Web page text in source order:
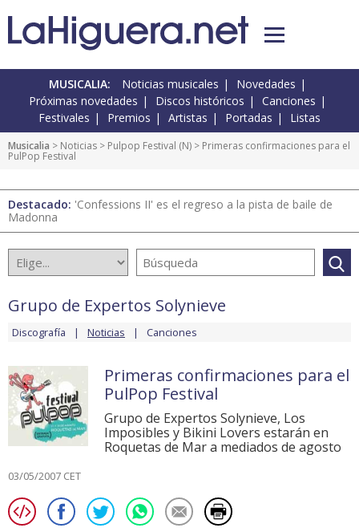
MUSICALIA: Noticias musicales
Novedades
Próximas novedades
Discos históricos
Canciones
Festivales
Premios Artistas Portadas Listas
Musicalia > Noticias > Pulpop Festival (N) > Primeras confirmaciones para el
PulPop Festival
Destacado: 'Confessions II' es el regreso a la pista de baile de
Madonna
Grupo de Expertos Solynieve
Discografía Noticias Canciones
Primeras confirmaciones para el
PulPop Festival
Grupo de Expertos Solynieve, Los
Imposibles y Bikini Lovers estarán en
Roquetas de Mar a mediados de agosto
03/05/2007 CET